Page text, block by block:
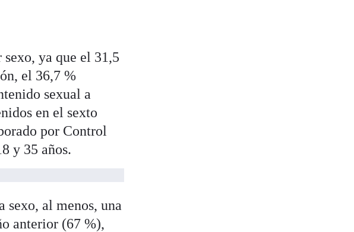
ya que el 31,5
el 36,7 %
sexual a
en el sexto
por Control
y 35 años.
sexo, al menos, una
anterior (67 %),